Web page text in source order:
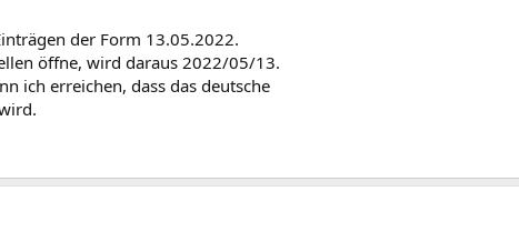
der Form 13.05.2022.
öffne, wird daraus 2022/05/13.
ich erreichen, dass das deutsche